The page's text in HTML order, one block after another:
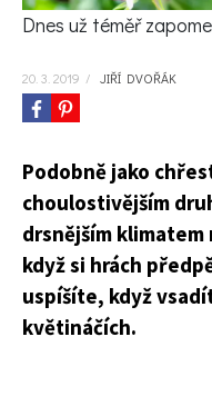
KVÍZY A TESTY
Dnes už téměř
20. 3. 2019 / JIŘÍ DVOŘÁK
Podobně jako
choulostivějším
drsnějším
když si hrách
uspíšíte, když
květináčích.